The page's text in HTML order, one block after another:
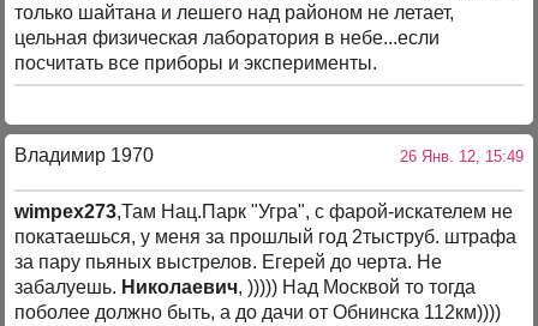
только шайтана и лешего над районом не летает,
цельная физическая лаборатория в небе...если
посчитать все приборы и эксперименты.
Владимир 1970 26 Янв. 12, 15:49
wimpex273,Там Нац.Парк "Угра", с фарой-искателем не
покатаешься, у меня за прошлый год 2тыструб. штрафа
за пару пьяных выстрелов. Егерей до черта. Не
забалуешь. Николаевич, ))))) Над Москвой то тогда
поболее должно быть, а до дачи от Обнинска 112км))))